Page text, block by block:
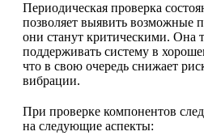
Периодическая проверка
позволяет выявить возможные
они станут критическими. Она
поддерживать систему в
что в свою очередь снижает
вибрации.
При проверке компонентов
на следующие аспекты: